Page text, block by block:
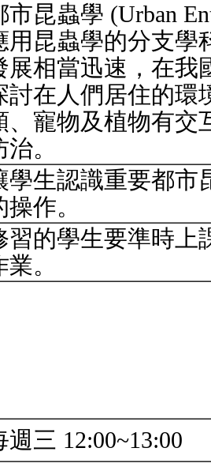
市昆蟲學 (Urban
用昆蟲學的分支學
展相當迅速，在我
討在人們居住的環
、寵物及植物有交
治。
學生認識重要都市
操作。
習的學生要準時上
業。
週三 12:00~13:00